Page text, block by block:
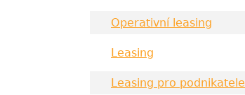
Operativní leasing
Leasing
Leasing pro podnikatele